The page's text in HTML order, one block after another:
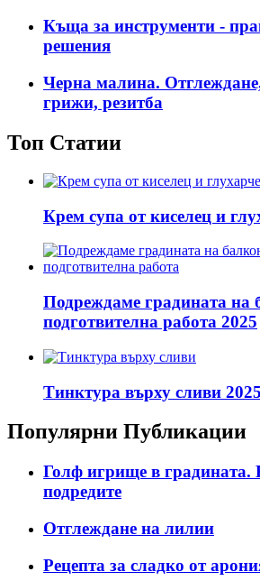
Къща за инструменти -
решения
Черна малина.
грижи, резитба
Топ Статии
Крем супа от киселец и
Подреждаме градината на
подготвителна работа 2025
Тинктура върху сливи 2025
Популярни Публикации
Голф игрище в градината.
подредите
Отглеждане на лилии
Рецепта за сладко от